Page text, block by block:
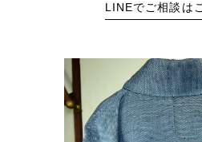
LINEでご相談は